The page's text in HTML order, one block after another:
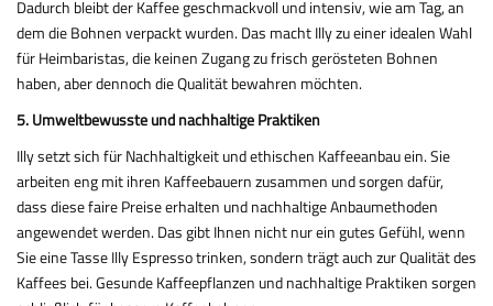
Dadurch bleibt der Kaffee geschmackvoll und intensiv, wie am Tag, an
dem die Bohnen verpackt wurden. Das macht Illy zu einer idealen Wahl
für Heimbaristas, die keinen Zugang zu frisch gerösteten Bohnen
haben, aber dennoch die Qualität bewahren möchten.
5. Umweltbewusste und nachhaltige Praktiken
Illy setzt sich für Nachhaltigkeit und ethischen Kaffeeanbau ein. Sie
arbeiten eng mit ihren Kaffeebauern zusammen und sorgen dafür,
dass diese faire Preise erhalten und nachhaltige Anbaumethoden
angewendet werden. Das gibt Ihnen nicht nur ein gutes Gefühl, wenn
Sie eine Tasse Illy Espresso trinken, sondern trägt auch zur Qualität des
Kaffees bei. Gesunde Kaffeepflanzen und nachhaltige Praktiken sorgen